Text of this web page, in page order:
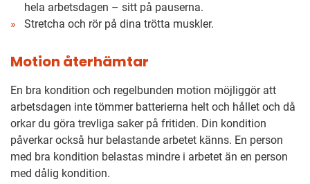
hela arbetsdagen – sitt på pauserna.
Stretcha och rör på dina trötta muskler.
Motion återhämtar
En bra kondition och regelbunden motion möjliggör att
arbetsdagen inte tömmer batterierna helt och hållet och då
orkar du göra trevliga saker på fritiden. Din kondition
påverkar också hur belastande arbetet känns. En person
med bra kondition belastas mindre i arbetet än en person
med dålig kondition.